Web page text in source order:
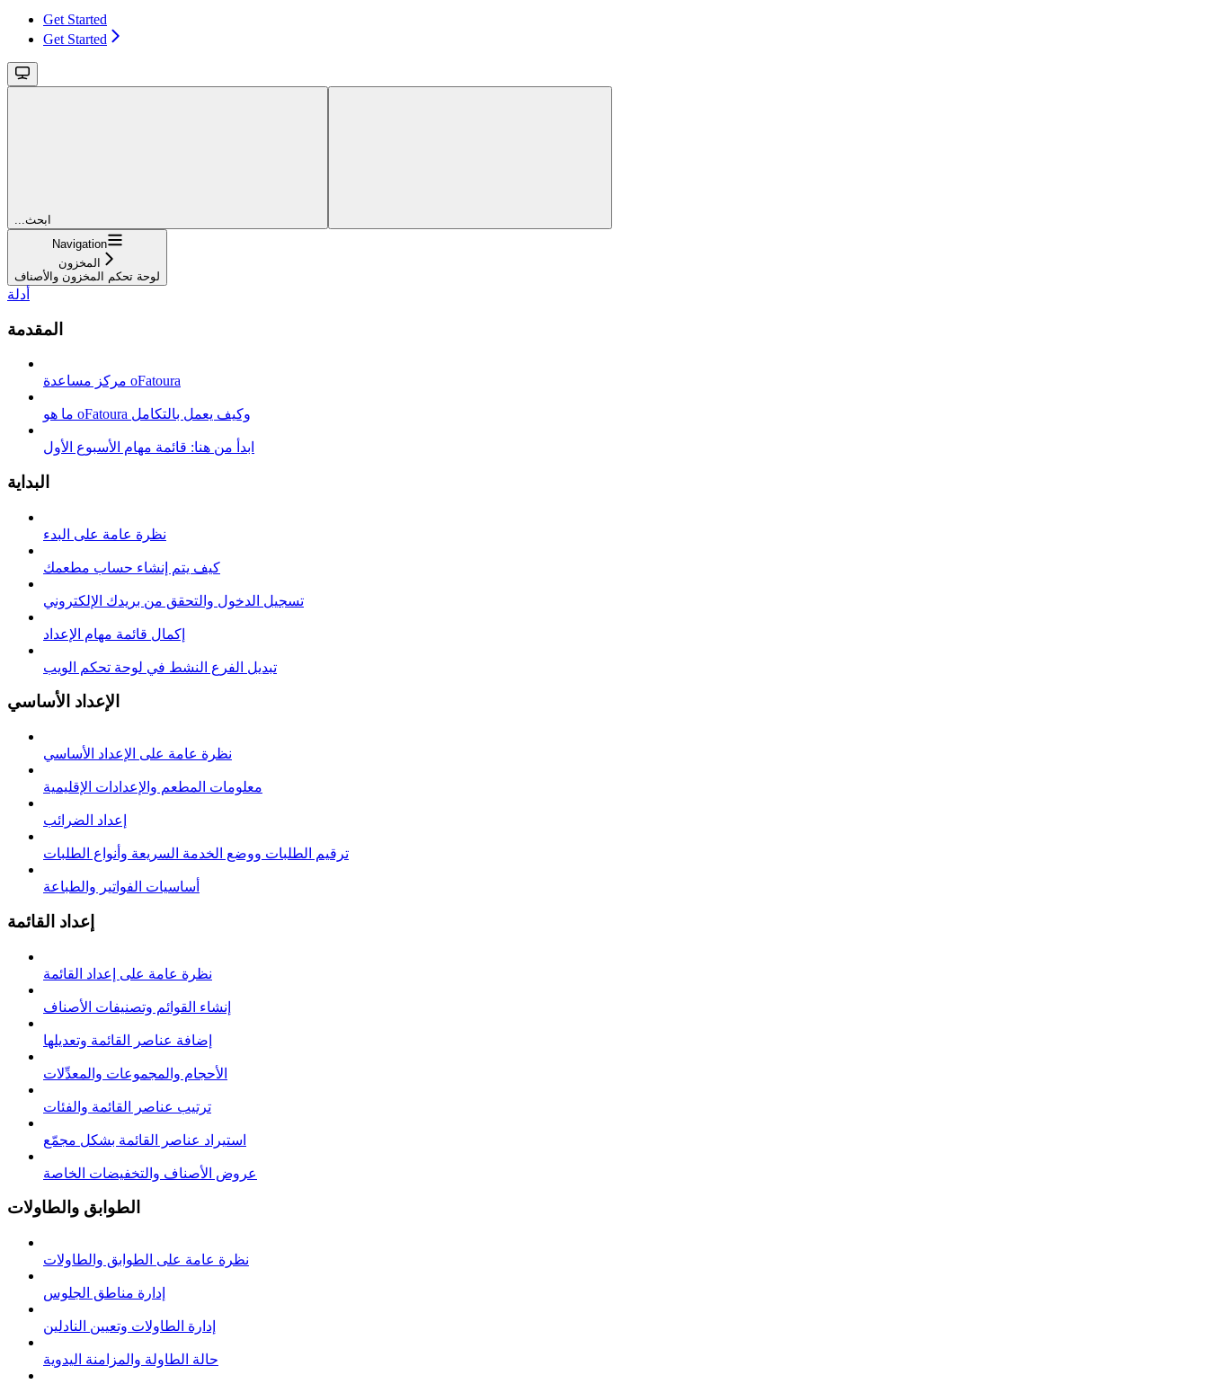
Get Started
Get Started
...ابحث
Navigation
المخزون
لوحة تحكم المخزون والأصناف
أدلة
المقدمة
مركز مساعدة oFatoura
ما هو oFatoura وكيف يعمل بالتكامل
ابدأ من هنا: قائمة مهام الأسبوع الأول
البداية
نظرة عامة على البدء
كيف يتم إنشاء حساب مطعمك
تسجيل الدخول والتحقق من بريدك الإلكتروني
إكمال قائمة مهام الإعداد
تبديل الفرع النشط في لوحة تحكم الويب
الإعداد الأساسي
نظرة عامة على الإعداد الأساسي
معلومات المطعم والإعدادات الإقليمية
إعداد الضرائب
ترقيم الطلبات ووضع الخدمة السريعة وأنواع الطلبات
أساسيات الفواتير والطباعة
إعداد القائمة
نظرة عامة على إعداد القائمة
إنشاء القوائم وتصنيفات الأصناف
إضافة عناصر القائمة وتعديلها
الأحجام والمجموعات والمعدِّلات
ترتيب عناصر القائمة والفئات
استيراد عناصر القائمة بشكل مجمّع
عروض الأصناف والتخفيضات الخاصة
الطوابق والطاولات
نظرة عامة على الطوابق والطاولات
إدارة مناطق الجلوس
إدارة الطاولات وتعيين النادلين
حالة الطاولة والمزامنة اليدوية